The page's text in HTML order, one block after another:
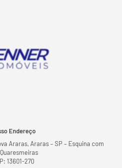
Endereço
Araras, Araras – SP – Esquina com
13601-270